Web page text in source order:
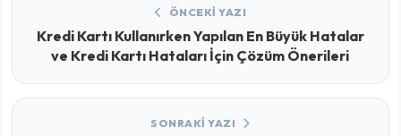
ÖNCEKI YAZI
Kredi Kartı Kullanırken Yapılan En Büyük Hatalar
ve Kredi Kartı Hataları İçin Çözüm Önerileri
SONRAKI YAZI